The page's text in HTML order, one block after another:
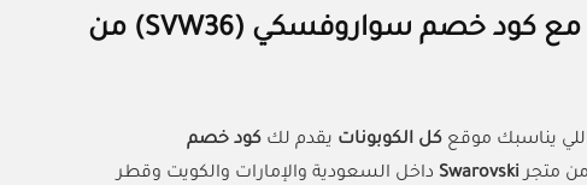
وفر 5% على مشتريات المجوهرات والأكسسوارات مع كود خصم سواروفسكي (SVW36) من
يناسبك موقع كل الكوبونات يقدم لك كود خصم
Swarovski داخل السعودية والإمارات والكويت وقطر